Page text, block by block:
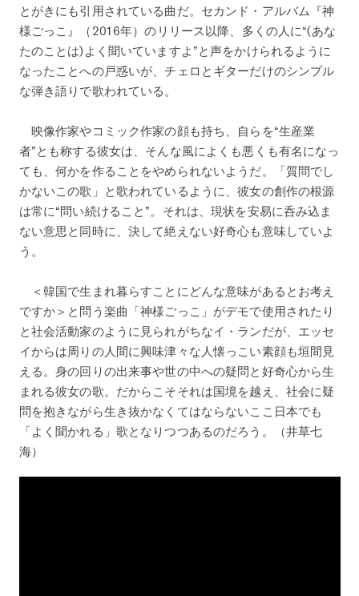
とがきにも引用されている曲だ。セカンド・アルバム『神
様ごっこ』（2016年）のリリース以降、多くの人に“(あな
たのことは)よく聞いていますよ”と声をかけられるように
なったことへの戸惑いが、チェロとギターだけのシンプル
な弾き語りで歌われている。
映像作家やコミック作家の顔も持ち、自らを“生産業
者”とも称する彼女は、そんな風によくも悪くも有名になっ
ても、何かを作ることをやめられないようだ。「質問でし
かないこの歌」と歌われているように、彼女の創作の根源
は常に“問い続けること”。それは、現状を安易に呑み込ま
ない意思と同時に、決して絶えない好奇心も意味していよ
う。
＜韓国で生まれ暮らすことにどんな意味があるとお考え
ですか＞と問う楽曲「神様ごっこ」がデモで使用されたり
と社会活動家のように見られがちなイ・ランだが、エッセ
イからは周りの人間に興味津々な人懐っこい素顔も垣間見
える。身の回りの出来事や世の中への疑問と好奇心から生
まれる彼女の歌。だからこそそれは国境を越え、社会に疑
問を抱きながら生き抜かなくてはならないここ日本でも
「よく聞かれる」歌となりつつあるのだろう。（井草七
海）